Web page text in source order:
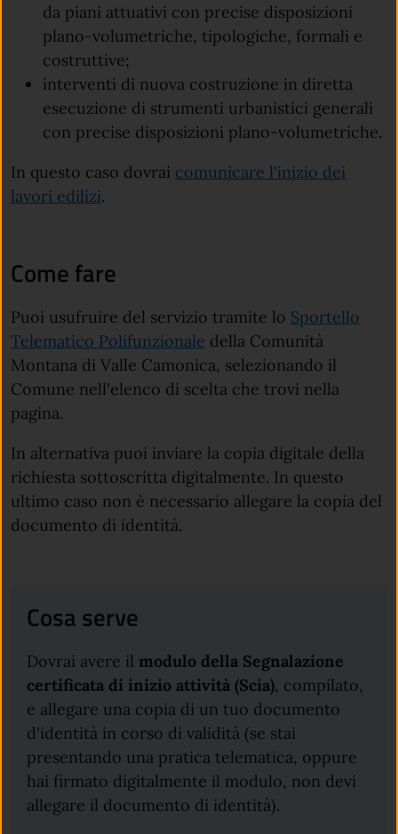
da piani attuativi con precise disposizioni
plano-volumetriche, tipologiche, formali e
costruttive;
interventi di nuova costruzione in diretta
esecuzione di strumenti urbanistici generali
con precise disposizioni plano-volumetriche.
In questo caso dovrai comunicare l'inizio dei
lavori edilizi.
Come fare
Puoi usufruire del servizio tramite lo Sportello
Telematico Polifunzionale della Comunità
Montana di Valle Camonica, selezionando il
Comune nell'elenco di scelta che trovi nella
pagina.
In alternativa puoi inviare la copia digitale della
richiesta sottoscritta digitalmente. In questo
ultimo caso non è necessario allegare la copia del
documento di identità.
Cosa serve
Dovrai avere il modulo della Segnalazione
certificata di inizio attività (Scia), compilato,
e allegare una copia di un tuo documento
d'identità in corso di validità (se stai
presentando una pratica telematica, oppure
hai firmato digitalmente il modulo, non devi
allegare il documento di identità).